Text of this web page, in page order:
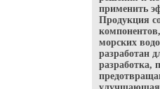
применить
Продукция
морских
разработан
разработка,